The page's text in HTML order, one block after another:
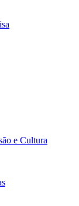
e Cultura